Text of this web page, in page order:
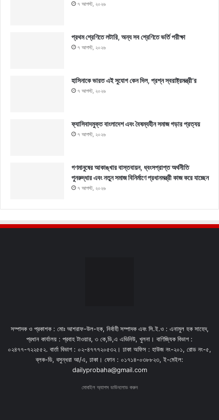
৭ আগস্ট, ২০২৬
প্রথম শ্রেণিতে লটারি, অন্য সব শ্রেণিতে ভর্তি পরীক্ষা
৭ আগস্ট, ২০২৬
হাসিনাকে ভারত এই সুযোগ কেন দিল, প্রশ্ন স্বরাষ্ট্রমন্ত্রী’র
৭ আগস্ট, ২০২৬
ফ্যাসিবাদমুক্ত বাংলাদেশ এবং বৈষম্যহীন সমাজ গড়ার প্রত্যয়
৭ আগস্ট, ২০২৬
গণমানুষের আকাঙ্খার বাস্তবায়ন, ধ্বংসপ্রাপ্ত অর্থনীতি
পুনরুদ্ধার এবং নতুন সমাজ বিনির্মাণে প্রধানমন্ত্রী কাজ করে যাচ্ছেন
৭ আগস্ট, ২০২৬
সম্পাদক ও প্রকাশক : মোঃ আশরাফ-উল-হক, নির্বাহী সম্পাদক এবং সি.ই.ও : এনামুল হক সাহেদ,
প্রধান কার্যালয় : প্রবাহ টাওয়ার, ৩ কে,ডি,এ এভিনিউ, খুলনা। বাণিজ্যিক বিভাগ :
০২৪৭৭-৭২২৫৫২. বার্তা বিভাগ : ০২-৪৭৭৭২০৫৩২। ঢাকা অফিস : হাউজ নং-২০১, রোড নং-৫,
ব্লক-ডি, বসুন্ধরা আ/এ, ঢাকা। ফোন : ০১৭১৪-০৩৮৮২৩, ই-মেইল:
dailyprobaha@gmail.com
মোবাইল অ্যাপস ডাউনলোড করুন